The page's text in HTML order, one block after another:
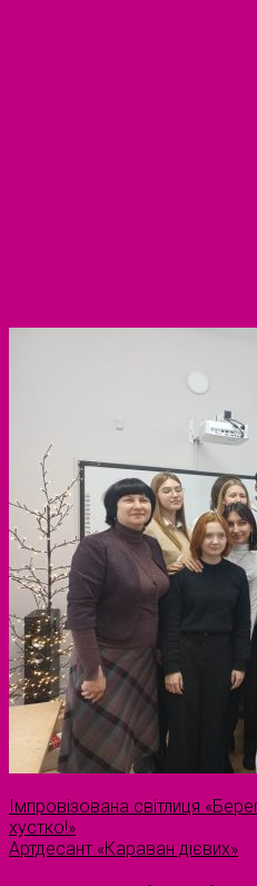
Імпровізована світлиця
хустко!»
Артдесант «Караван дієвих»